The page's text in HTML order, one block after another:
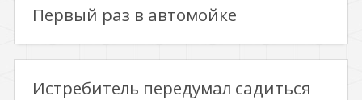
Первый раз в автомойке
Истребитель передумал садиться